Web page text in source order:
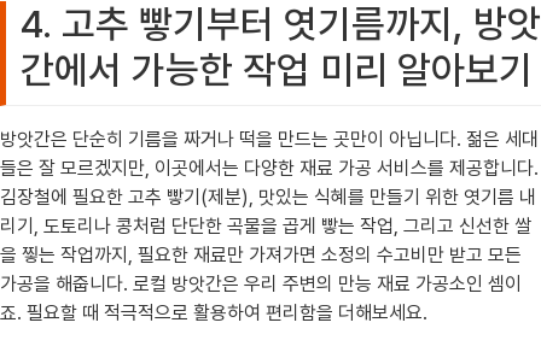
4. 고추 빻기부터 엿기름까지, 방앗
간에서 가능한 작업 미리 알아보기
방앗간은 단순히 기름을 짜거나 떡을 만드는 곳만이 아닙니다. 젊은 세대
들은 잘 모르겠지만, 이곳에서는 다양한 재료 가공 서비스를 제공합니다.
김장철에 필요한 고추 빻기(제분), 맛있는 식혜를 만들기 위한 엿기름 내
리기, 도토리나 콩처럼 단단한 곡물을 곱게 빻는 작업, 그리고 신선한 쌀
을 찧는 작업까지, 필요한 재료만 가져가면 소정의 수고비만 받고 모든
가공을 해줍니다. 로컬 방앗간은 우리 주변의 만능 재료 가공소인 셈이
죠. 필요할 때 적극적으로 활용하여 편리함을 더해보세요.